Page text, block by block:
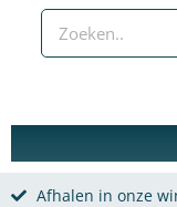
Afhalen in onze